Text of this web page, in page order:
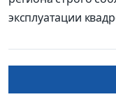
эксплуатации